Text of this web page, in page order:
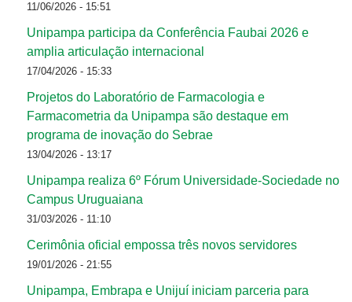
11/06/2026 - 15:51
Unipampa participa da Conferência Faubai 2026 e
amplia articulação internacional
17/04/2026 - 15:33
Projetos do Laboratório de Farmacologia e
Farmacometria da Unipampa são destaque em
programa de inovação do Sebrae
13/04/2026 - 13:17
Unipampa realiza 6º Fórum Universidade-Sociedade no
Campus Uruguaiana
31/03/2026 - 11:10
Cerimônia oficial empossa três novos servidores
19/01/2026 - 21:55
Unipampa, Embrapa e Unijuí iniciam parceria para